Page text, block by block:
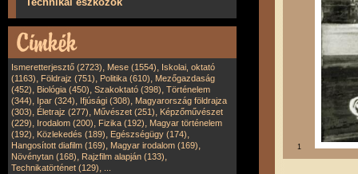
Ismeretterjesztő (2723), Mese (1554), Iskolai, oktató
(1163), Földrajz (751), Politika (610), Mezőgazdaság
(452), Biológia (450), Szakoktató (398), Történelem
(344), Ipar (324), Ifjúsági (308), Magyarország földrajza
(303), Életrajz (277), Művészet (251), Képzőművészet
(229), Irodalom (200), Fizika (192), Magyar történelem
(192), Közlekedés (189), Egészségügy (174),
Hangosított diafilm (169), Magyar irodalom (169),
Növénytan (168), Rajzfilm alapján (133),
Technikatörténet (129),
1